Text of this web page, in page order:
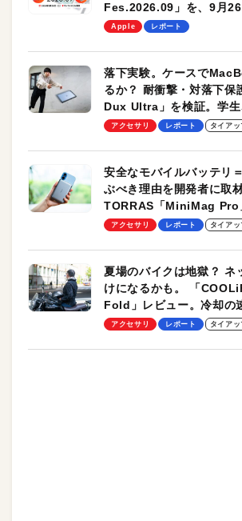
Fes.2026.09」を、9月
します！
Apple レポート
落下実験。ケースで
るか？ 耐衝撃・対落下保
Dux Ultra」を検証。学生
のモバイルユースに最適
アクセサリ レポート タイアッ
安全なモバイルバッテリ
ぶべき理由を開発者に取材
TORRAS「MiniMag Pro
ーも
アクセサリ レポート タイアッ
夏場のバイクは地獄？ ネ
けになるかも。 「
Fold」レビュー。冷却の
却プレート、シンプルな
アクセサリ レポート タイアッ